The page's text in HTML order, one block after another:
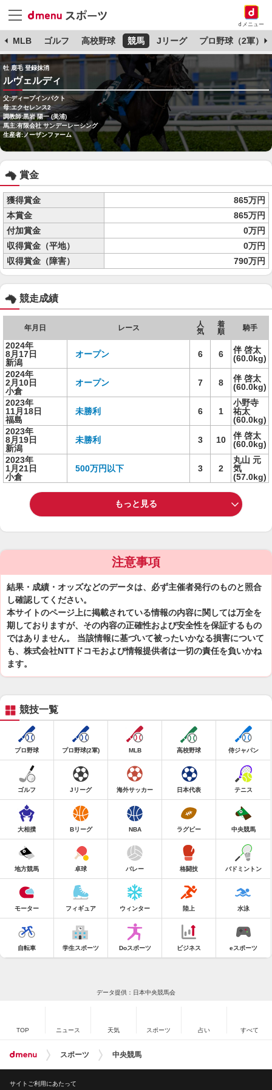
dメニュー
MLB ゴルフ 高校野球 競馬 Jリーグ プロ野球（2軍）
牡 鹿毛 登録抹消
ルヴェルディ
父:ディープインパクト
母:エクセレンス2
調教師:黒岩 陽一 (美浦)
馬主:有限会社 サンデーレーシング
生産者:ノーザンファーム
賞金
獲得賞金
865万円
本賞金
865万円
付加賞金
0万円
収得賞金（平地）
0万円
収得賞金（障害）
790万円
競走成績
年月日 レース
人
気
着
順
騎手
2024年
8月17日
新潟
オープン 6 6
伴 啓太
(60.0kg)
2024年
2月10日
小倉
オープン 7 8
伴 啓太
(60.0kg)
2023年
11月18日
福島
未勝利 6 1
小野寺
祐太
(60.0kg)
2023年
8月19日
新潟
未勝利 3 10
伴 啓太
(60.0kg)
2023年
1月21日
小倉
500万円以下 3 2
丸山 元
気
(57.0kg)
もっと見る
注意事項
結果・成績・オッズなどのデータは、必ず主催者発行のものと照合
し確認してください。
本サイトのページ上に掲載されている情報の内容に関しては万全を
期しておりますが、その内容の正確性および安全性を保証するもの
ではありません。 当該情報に基づいて被ったいかなる損害について
も、株式会社NTTドコモおよび情報提供者は一切の責任を負いかね
ます。
競技一覧
プロ野球 プロ野球(2軍) MLB 高校野球 侍ジャパン
ゴルフ Jリーグ 海外サッカー 日本代表 テニス
大相撲 Bリーグ NBA ラグビー 中央競馬
地方競馬 卓球 バレー 格闘技 バドミントン
モーター フィギュア ウィンター 陸上 水泳
自転車 学生スポーツ Doスポーツ ビジネス eスポーツ
データ提供：日本中央競馬会
TOP ニュース 天気 スポーツ 占い すべて
スポーツ 中央競馬
サイトご利用にあたって